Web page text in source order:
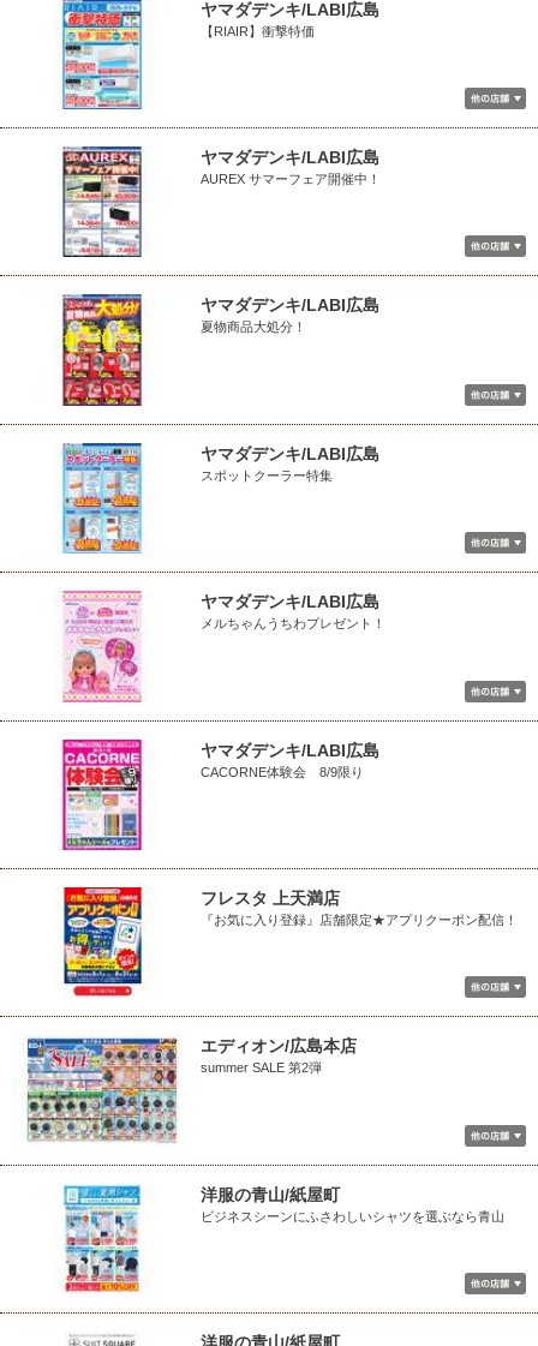
ヤマダデンキ/LABI広島
【RIAIR】衝撃特価
ヤマダデンキ/LABI広島
AUREX サマーフェア開催中！
ヤマダデンキ/LABI広島
夏物商品大処分！
ヤマダデンキ/LABI広島
スポットクーラー特集
ヤマダデンキ/LABI広島
メルちゃんうちわプレゼント！
ヤマダデンキ/LABI広島
CACORNE体験会 8/9限り
フレスタ 上天満店
『お気に入り登録』店舗限定★アプリクーポン配信！
エディオン/広島本店
summer SALE 第2弾
洋服の青山/紙屋町
ビジネスシーンにふさわしいシャツを選ぶなら青山